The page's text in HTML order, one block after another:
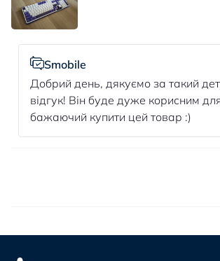
Smobile
Добрий день, дякуємо за такий
відгук! Він буде дуже корисним
бажаючий купити цей товар :)